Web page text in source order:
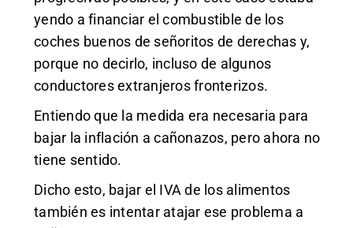
yendo a financiar el combustible de los
coches buenos de señoritos de derechas y,
porque no decirlo, incluso de algunos
conductores extranjeros fronterizos.
Entiendo que la medida era necesaria para
bajar la inflación a cañonazos, pero ahora no
tiene sentido.
Dicho esto, bajar el IVA de los alimentos
también es intentar atajar ese problema a